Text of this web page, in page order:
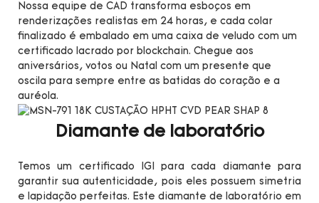
Nossa equipe de CAD transforma esboços em
renderizações realistas em 24 horas, e cada colar
finalizado é embalado em uma caixa de veludo com um
certificado lacrado por blockchain. Chegue aos
aniversários, votos ou Natal com um presente que
oscila para sempre entre as batidas do coração e a
auréola.
Diamante de laboratório
Temos um certificado IGI para cada diamante para
garantir sua autenticidade, pois eles possuem simetria
e lapidação perfeitas. Este diamante de laboratório em